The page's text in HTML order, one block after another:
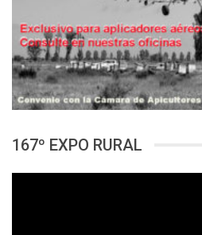
167º EXPO RURAL